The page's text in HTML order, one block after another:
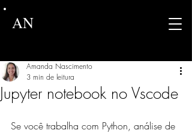
AN
Jupyter notebook no Vscode
Amanda Nascimento
3 min de leitura
Se você trabalha com Python, análise de